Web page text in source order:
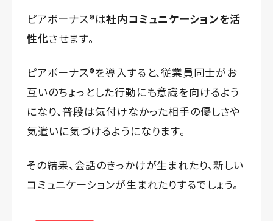
ピアボーナス®️は社内コミュニケーションを活
性化させます。
ピアボーナス®️を導入すると、従業員同士がお
互いのちょっとした行動にも意識を向けるよう
になり、普段は気付けなかった相手の優しさや
気遣いに気づけるようになります。
その結果、会話のきっかけが生まれたり、新しい
コミュニケーションが生まれたりするでしょう。